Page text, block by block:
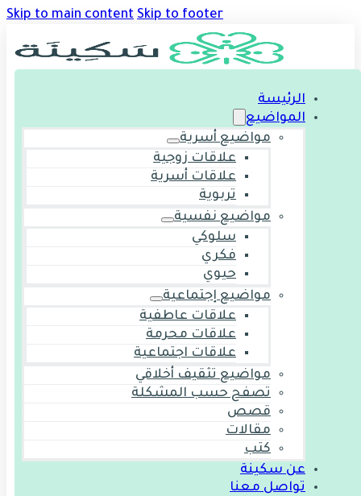
Skip to main content Skip to footer
الرئيسة
المواضيع
مواضيع أسرية
علاقات زوجية
علاقات أسرية
تربوية
مواضيع نفسية
سلوكي
فكري
حيوي
مواضيع إجتماعية
علاقات عاطفية
علاقات محرمة
علاقات اجتماعية
مواضيع تثقيف أخلاقي
تصفح حسب المشكلة
قصص
مقالات
كتب
عن سكينة
تواصل معنا